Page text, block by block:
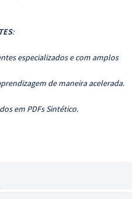
:
especializados e com amplos
de maneira acelerada.
em PDFs Sintético.